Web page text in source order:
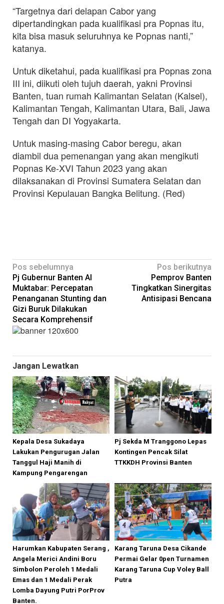
“Targetnya dari delapan Cabor yang
dipertandingkan pada kualifikasi pra Popnas itu,
kita bisa masuk seluruhnya ke Popnas nanti,”
katanya.
Untuk diketahui, pada kualifikasi pra Popnas zona
III ini, diikuti oleh tujuh daerah, yakni Provinsi
Banten, tuan rumah Kalimantan Selatan (Kalsel),
Kalimantan Tengah, Kalimantan Utara, Bali, Jawa
Tengah dan DI Yogyakarta.
Untuk masing-masing Cabor beregu, akan
diambil dua pemenangan yang akan mengikuti
Popnas Ke-XVI Tahun 2023 yang akan
dilaksanakan di Provinsi Sumatera Selatan dan
Provinsi Kepulauan Bangka Belitung. (Red)
Navigasi
pos
Pos sebelumnya
Pj Gubernur Banten Al
Muktabar: Percepatan
Penanganan Stunting dan
Gizi Buruk Dilakukan
Secara Komprehensif
Pos berikutnya
Pemprov Banten
Tingkatkan Sinergitas
Antisipasi Bencana
Jangan Lewatkan
Kepala Desa Sukadaya
Lakukan Pengurugan Jalan
Tanggul Haji Manih di
Kampung Pengarengan
Pj Sekda M Tranggono Lepas
Kontingen Pencak Silat
TTKKDH Provinsi Banten
Harumkan Kabupaten Serang ,
Angela Merici Andini Boru
Simbolon Peroleh 1 Medali
Emas dan 1 Medali Perak
Lomba Dayung Putri PorProv
Banten.
Karang Taruna Desa Cikande
Permai Gelar 0pen Turnamen
Karang Taruna Cup Voley Ball
Putra